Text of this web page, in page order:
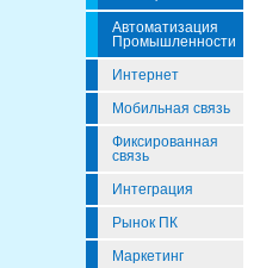
Автоматизация
Промышленности
Интернет
Мобильная связь
Фиксированная
связь
Интеграция
Рынок ПК
Маркетинг